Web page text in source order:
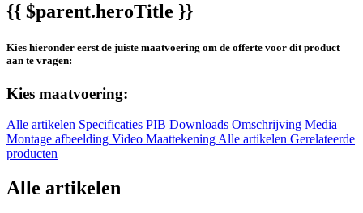
{{ $parent.heroTitle }}
Kies hieronder eerst de juiste maatvoering om de offerte voor dit product
aan te vragen:
Kies maatvoering:
Alle artikelen Specificaties PIB Downloads Omschrijving Media
Montage afbeelding Video MaattekeningAlle artikelen Gerelateerde
producten
Alle artikelen